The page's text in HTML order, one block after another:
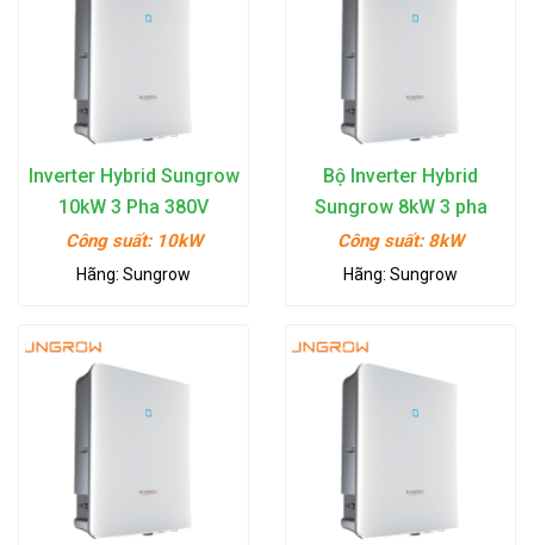
đáp
Inverter Hybrid Sungrow
10kW 3 Pha 380V
Công suất: 10kW
Hãng: Sungrow
Bộ Inverter Hybrid
Sungrow 8kW 3 pha
380V
Công suất: 8kW
Hãng: Sungrow